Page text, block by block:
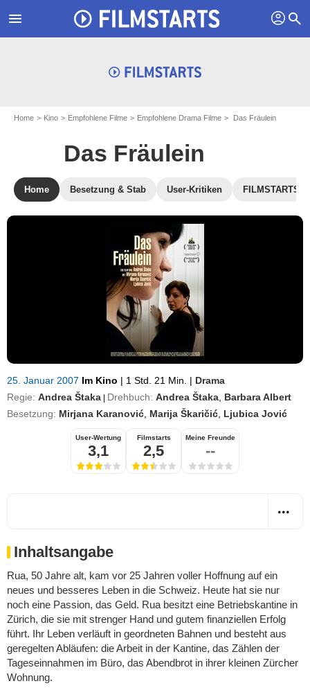
menu profil search
Home Kino Empfohlene Filme Empfohlene Drama Filme Das Fräulein
Das Fräulein
Home Besetzung & Stab User-Kritiken FILMSTARTS-
25. Januar 2007 Im Kino | 1 Std. 21 Min. | Drama
Regie: Andrea Štaka Drehbuch: Andrea Štaka Barbara Albert
Besetzung: Mirjana Karanović Marija Škaričić Ljubica Jović
User-Wertung
3,1
Filmstarts
2,5
Meine Freunde
--
Inhaltsangabe
Rua, 50 Jahre alt, kam vor 25 Jahren voller Hoffnung auf ein
neues und besseres Leben in die Schweiz. Heute hat sie nur
noch eine Passion, das Geld. Rua besitzt eine Betriebskantine in
Zürich, die sie mit strenger Hand und gutem finanziellen Erfolg
führt. Ihr Leben verläuft in geordneten Bahnen und besteht aus
geregelten Abläufen: die Arbeit in der Kantine, das Zählen der
Tageseinnahmen im Büro, das Abendbrot in ihrer kleinen Zürcher
Wohnung.